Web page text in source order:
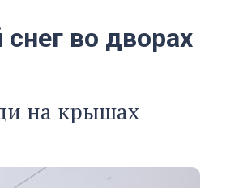
во дворах
на крышах